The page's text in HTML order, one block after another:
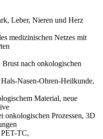
Leber, Nieren und Herz
medizinischen Netzes mit
nach onkologischen
Nasen-Ohren-Heilkunde,
Material, neue
onkologischen Prozessen, 3D
TC,